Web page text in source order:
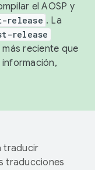
el AOSP y
release . La
release
reciente que
información,
traducir
traducciones